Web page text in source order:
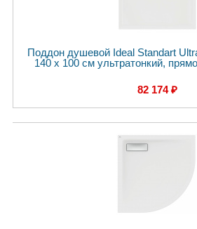
Поддон душевой Ideal Standart
140 x 100 см ультратонкий,
82 174 ₽